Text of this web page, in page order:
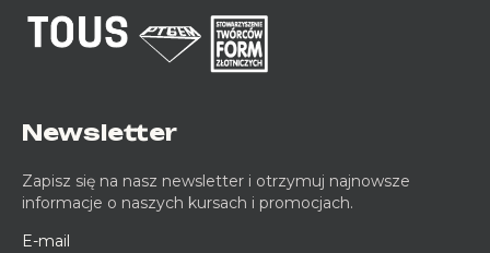
Newsletter
Zapisz się na nasz newsletter i otrzymuj najnowsze
informacje o naszych kursach i promocjach.
E-mail